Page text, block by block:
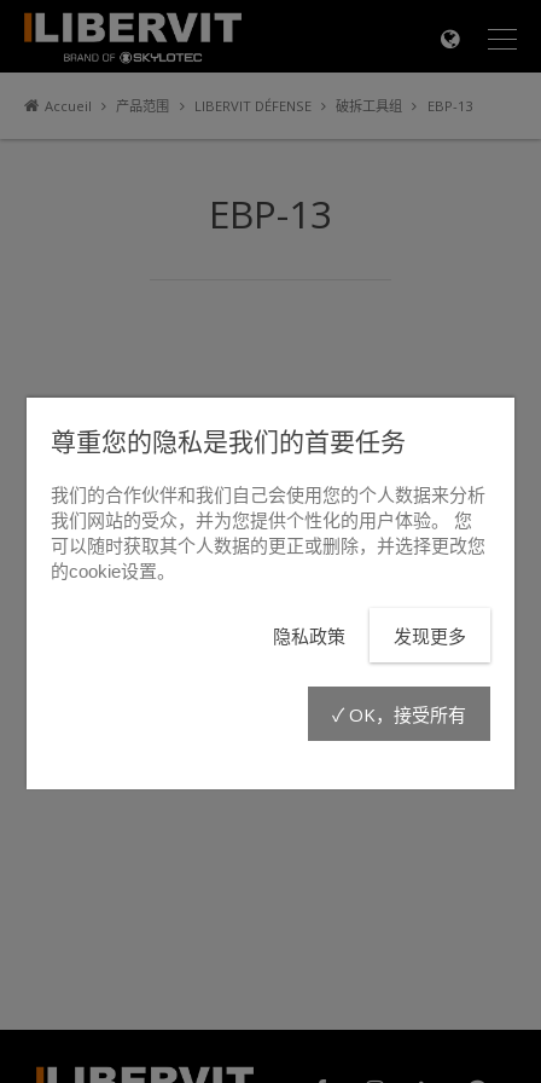
Accueil 产品范围 LIBERVIT DÉFENSE 破拆工具组 EBP-13
EBP-13
尊重您的隐私是我们的首要任务
我们的合作伙伴和我们自己会使用您的个人数据来分析
我们网站的受众，并为您提供个性化的用户体验。 您
可以随时获取其个人数据的更正或删除，并选择更改您
的cookie设置。
隐私政策 发现更多
✓ OK，接受所有